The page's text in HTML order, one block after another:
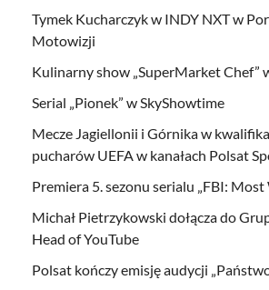
Tymek Kucharczyk w INDY NXT w
Motowizji
Kulinarny show „SuperMarket Chef”
Serial „Pionek” w SkyShowtime
Mecze Jagiellonii i Górnika w
pucharów UEFA w kanałach Polsat
Premiera 5. sezonu serialu „FBI:
Michał Pietrzykowski dołącza do
Head of YouTube
Polsat kończy emisję audycji